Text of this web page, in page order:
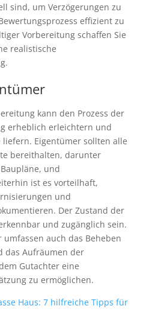
sind, um Verzögerungen zu
effizient zu
Vorbereitung schaffen Sie
realistische
kann den Prozess der
erheblich erleichtern und
liefern. Eigentümer sollten alle
bereithalten, darunter
und
ist es vorteilhaft,
und
Der Zustand der
und zugänglich sein.
auch das Beheben
das Aufräumen der
Gutachter eine
zu ermöglichen.
Haus: 7 hilfreiche Tipps für